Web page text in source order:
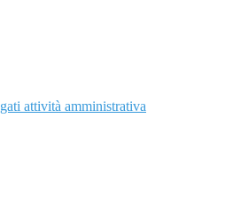
attività amministrativa